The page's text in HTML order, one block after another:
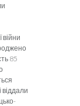
85
віддали